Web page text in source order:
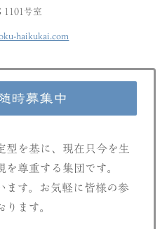
1101号室
haikukai.com
時募集中
型を基に、現在只今を生
を尊重する集団です。
ます。お気軽に皆様の参
ます。